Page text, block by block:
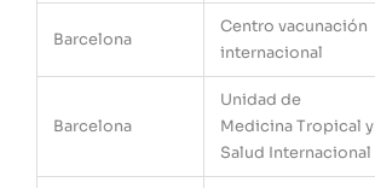
Barcelona
Centro vacunación
internacional
Barcelona
Unidad de
Medicina Tropical y
Salud Internacional